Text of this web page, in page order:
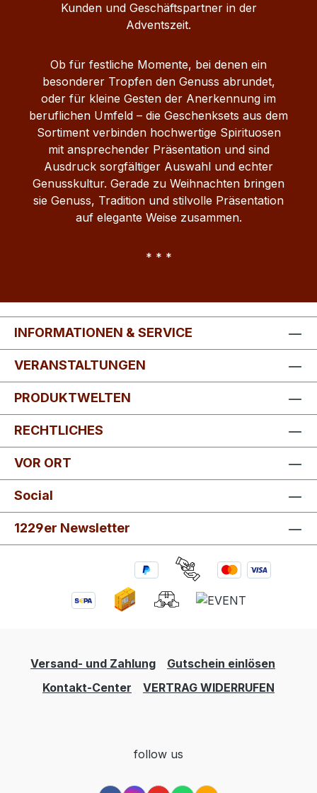
Kunden und Geschäftspartner in der
Adventszeit.
Ob für festliche Momente, bei denen ein
besonderer Tropfen den Genuss abrundet,
oder für kleine Gesten der Anerkennung im
beruflichen Umfeld – die Geschenksets aus dem
Sortiment verbinden hochwertige Spirituosen
mit ansprechender Präsentation und sind
Ausdruck sorgfältiger Auswahl und echter
Genusskultur. Gerade zu Weihnachten bringen
sie Genuss, Tradition und stilvolle Präsentation
auf elegante Weise zusammen.
* * *
INFORMATIONEN & SERVICE
VERANSTALTUNGEN
PRODUKTWELTEN
RECHTLICHES
VOR ORT
Social
1229er Newsletter
Versand- und Zahlung
Gutschein einlösen
Kontakt-Center
VERTRAG WIDERRUFEN
follow us